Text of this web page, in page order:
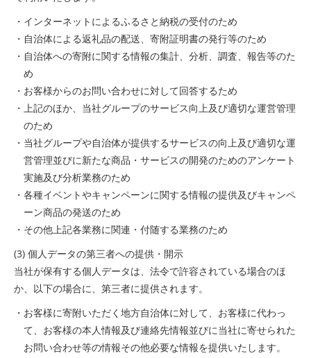
・インターネットによるふるさと納税の受付のため
・自治体による返礼品の配送、寄附証明書の発行等のため
・自治体への寄附に関する情報の集計、分析、調査、報告等のた
め
・お客様からのお問い合わせに対して回答するため
・上記のほか、当社グループのサービス向上及び適切な運営管理
のため
・当社グループや自治体が提供するサービスの向上及び適切な運
営管理並びに新たな商品・サービスの開発のためのアンケート
実施及び分析業務のため
・各種イベントやキャンペーンに関する情報の提供及びキャンペ
ーン商品の発送のため
・その他上記各業務に関連・付随する業務のため
(3) 個人データの第三者への提供・開示
当社が保有する個人データは、法令で許容されている場合のほ
か、以下の場合に、第三者に提供されます。
・お客様に寄附いただく地方自治体に対して、お客様に代わっ
て、お客様の本人情報及び連絡先情報並びに当社に寄せられた
お問い合わせ等の情報その他必要な情報を提供いたします。